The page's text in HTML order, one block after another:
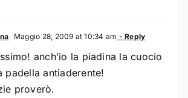
Maggio 28, 2009 at 10:34 am - Reply
anch’io la piadina la cuocio
padella antiaderente!
proverò.